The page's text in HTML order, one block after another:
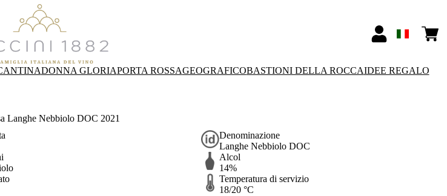
DONNA GLORIAPORTA ROSSAGEOGRAFICOBASTIONI DELLA ROCCAIDEE REGALO
Langhe Nebbiolo DOC 2021
Denominazione
Langhe Nebbiolo DOC
Alcol
14%
Temperatura di servizio
18/20 °C